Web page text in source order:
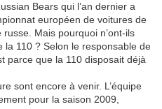
Bears qui l’an dernier a
européen de voitures de
Mais pourquoi n’ont-ils
la 110 ? Selon le responsable de
parce que la 110 disposait déjà
sont encore à venir. L’équipe
pour la saison 2009,